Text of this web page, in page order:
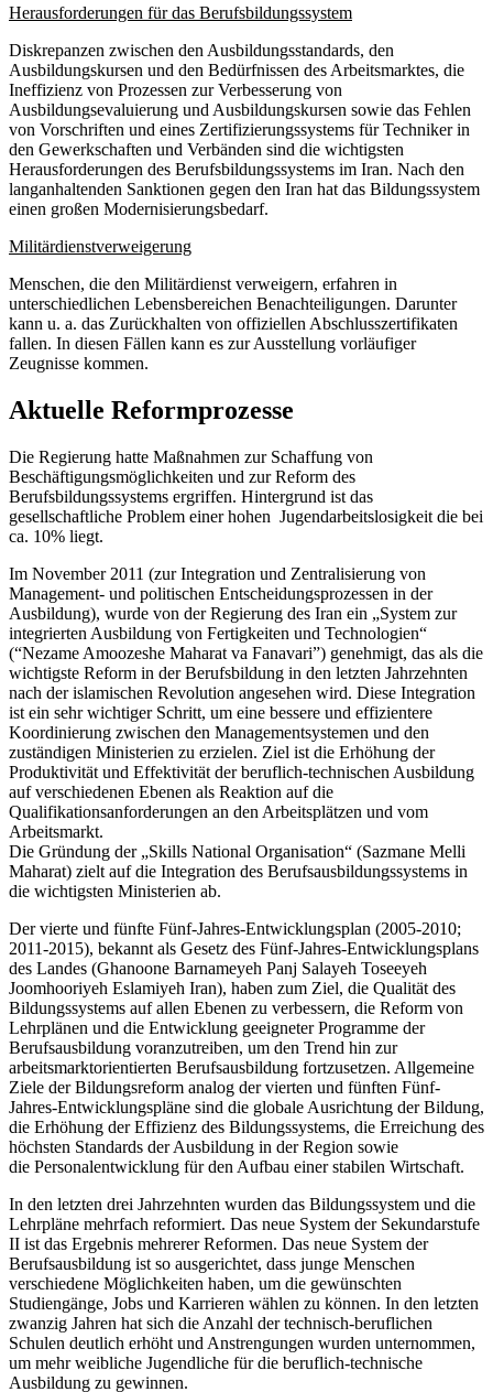
Herausforderungen für das Berufsbildungssystem
Diskrepanzen zwischen den Ausbildungsstandards, den
Ausbildungskursen und den Bedürfnissen des Arbeitsmarktes, die
Ineffizienz von Prozessen zur Verbesserung von
Ausbildungsevaluierung und Ausbildungskursen sowie das Fehlen
von Vorschriften und eines Zertifizierungssystems für Techniker in
den Gewerkschaften und Verbänden sind die wichtigsten
Herausforderungen des Berufsbildungssystems im Iran. Nach den
langanhaltenden Sanktionen gegen den Iran hat das Bildungssystem
einen großen Modernisierungsbedarf.
Militärdienstverweigerung
Menschen, die den Militärdienst verweigern, erfahren in
unterschiedlichen Lebensbereichen Benachteiligungen. Darunter
kann u. a. das Zurückhalten von offiziellen Abschlusszertifikaten
fallen. In diesen Fällen kann es zur Ausstellung vorläufiger
Zeugnisse kommen.
Aktuelle Reformprozesse
Die Regierung hatte Maßnahmen zur Schaffung von
Beschäftigungsmöglichkeiten und zur Reform des
Berufsbildungssystems ergriffen. Hintergrund ist das
gesellschaftliche Problem einer hohen Jugendarbeitslosigkeit die bei
ca. 10% liegt.
Im November 2011 (zur Integration und Zentralisierung von
Management- und politischen Entscheidungsprozessen in der
Ausbildung), wurde von der Regierung des Iran ein „System zur
integrierten Ausbildung von Fertigkeiten und Technologien“
(“Nezame Amoozeshe Maharat va Fanavari”) genehmigt, das als die
wichtigste Reform in der Berufsbildung in den letzten Jahrzehnten
nach der islamischen Revolution angesehen wird. Diese Integration
ist ein sehr wichtiger Schritt, um eine bessere und effizientere
Koordinierung zwischen den Managementsystemen und den
zuständigen Ministerien zu erzielen. Ziel ist die Erhöhung der
Produktivität und Effektivität der beruflich-technischen Ausbildung
auf verschiedenen Ebenen als Reaktion auf die
Qualifikationsanforderungen an den Arbeitsplätzen und vom
Arbeitsmarkt.
Die Gründung der „Skills National Organisation“ (Sazmane Melli
Maharat) zielt auf die Integration des Berufsausbildungssystems in
die wichtigsten Ministerien ab.
Der vierte und fünfte Fünf-Jahres-Entwicklungsplan (2005-2010;
2011-2015), bekannt als Gesetz des Fünf-Jahres-Entwicklungsplans
des Landes (Ghanoone Barnameyeh Panj Salayeh Toseeyeh
Joomhooriyeh Eslamiyeh Iran), haben zum Ziel, die Qualität des
Bildungssystems auf allen Ebenen zu verbessern, die Reform von
Lehrplänen und die Entwicklung geeigneter Programme der
Berufsausbildung voranzutreiben, um den Trend hin zur
arbeitsmarktorientierten Berufsausbildung fortzusetzen. Allgemeine
Ziele der Bildungsreform analog der vierten und fünften Fünf-
Jahres-Entwicklungspläne sind die globale Ausrichtung der Bildung,
die Erhöhung der Effizienz des Bildungssystems, die Erreichung des
höchsten Standards der Ausbildung in der Region sowie
die Personalentwicklung für den Aufbau einer stabilen Wirtschaft.
In den letzten drei Jahrzehnten wurden das Bildungssystem und die
Lehrpläne mehrfach reformiert. Das neue System der Sekundarstufe
II ist das Ergebnis mehrerer Reformen. Das neue System der
Berufsausbildung ist so ausgerichtet, dass junge Menschen
verschiedene Möglichkeiten haben, um die gewünschten
Studiengänge, Jobs und Karrieren wählen zu können. In den letzten
zwanzig Jahren hat sich die Anzahl der technisch-beruflichen
Schulen deutlich erhöht und Anstrengungen wurden unternommen,
um mehr weibliche Jugendliche für die beruflich-technische
Ausbildung zu gewinnen.